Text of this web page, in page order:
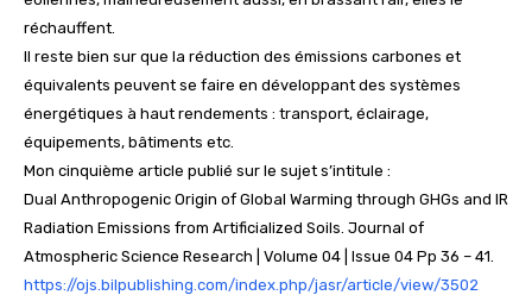
réchauffent.
Il reste bien sur que la réduction des émissions carbones et
équivalents peuvent se faire en développant des systèmes
énergétiques à haut rendements : transport, éclairage,
équipements, bâtiments etc.
Mon cinquième article publié sur le sujet s’intitule :
Dual Anthropogenic Origin of Global Warming through GHGs and IR
Radiation Emissions from Artificialized Soils. Journal of
Atmospheric Science Research | Volume 04 | Issue 04 Pp 36 – 41.
https://ojs.bilpublishing.com/index.php/jasr/article/view/3502